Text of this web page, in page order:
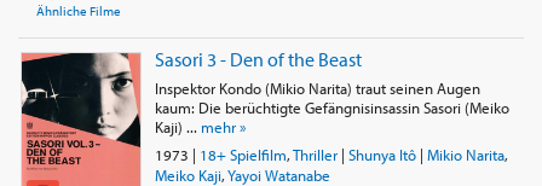
Ähnliche Filme
Sasori 3 - Den of the Beast
Inspektor Kondo (Mikio Narita) traut seinen Augen
kaum: Die berüchtigte Gefängnisinsassin Sasori (Meiko
Kaji) ... mehr »
1973 | 18+ Spielfilm,Thriller| Shunya Itô| Mikio Narita,
Meiko Kaji,Yayoi Watanabe